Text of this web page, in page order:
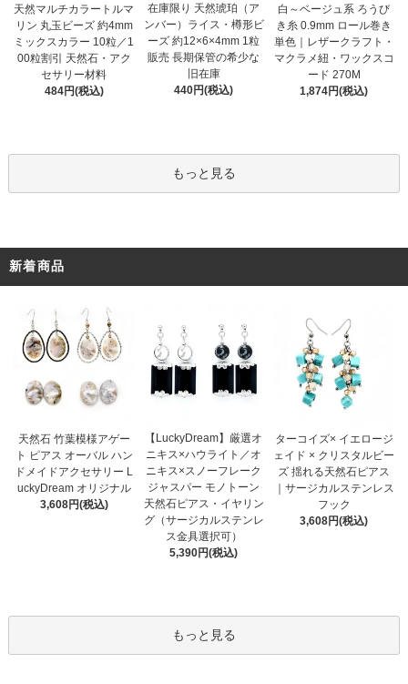
天然マルチカラートルマ
リン 丸玉ビーズ 約4mm
ミックスカラー 10粒／1
00粒割引 天然石・アク
セサリー材料
484円(税込)
在庫限り 天然琥珀（ア
ンバー）ライス・樽形ビ
ーズ 約12×6×4mm 1粒
販売 長期保管の希少な
旧在庫
440円(税込)
白～ベージュ系 ろうび
き糸 0.9mm ロール巻き
単色｜レザークラフト・
マクラメ紐・ワックスコ
ード 270M
1,874円(税込)
もっと見る
新着商品
天然石 竹葉模様アゲー
ト ピアス オーバル ハン
ドメイドアクセサリー L
uckyDream オリジナル
3,608円(税込)
【LuckyDream】厳選オ
ニキス×ハウライト／オ
ニキス×スノーフレーク
ジャスパー モノトーン
天然石ピアス・イヤリン
グ（サージカルステンレ
ス金具選択可）
5,390円(税込)
ターコイズ× イエロージ
ェイド × クリスタルビー
ズ 揺れる天然石ピアス
｜サージカルステンレス
フック
3,608円(税込)
もっと見る